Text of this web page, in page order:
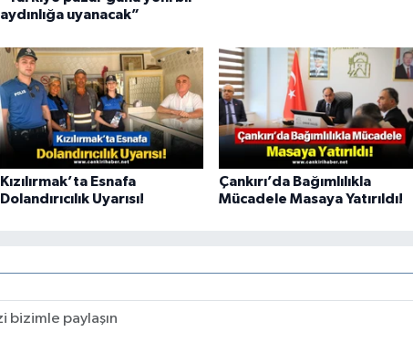
aydınlığa uyanacak”
Kızılırmak’ta Esnafa
Dolandırıcılık Uyarısı!
Çankırı’da Bağımlılıkla
Mücadele Masaya Yatırıldı!